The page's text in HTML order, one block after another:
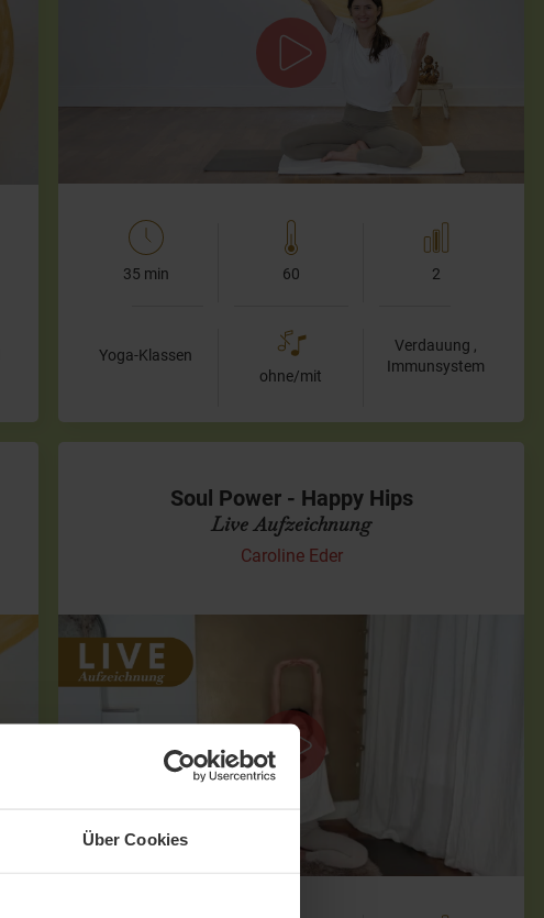
Über Cookies
In dieser Kriya widmen wir uns ganz dem Anregen Deines
Lymphsystems. Das Lymphsystem durchzieht unseren
gesamten Körper und spielt eine entscheidende Rolle…
35 min 60 2
Yoga-Klassen
ohne/mit
Verdauung ,
Immunsystem
Soul Power - Happy Hips
Live Aufzeichnung
Caroline Eder
Diese 60-minütige Online-Klasse verbindet die Weisheit des
Kundalini Yoga mit physiotherapeutischem Know-how, um
Deine Hüften „aufzuräumen“ und den Iliopsoas – den
tiefen…